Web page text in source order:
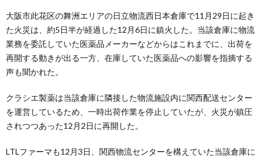
大阪市此花区の舞洲エリアの日立物流西日本倉庫で11月29日に起き
た火災は、約5日半が経過した12月6日に鎮火した。当該倉庫に物流
業務を委託していた医薬品メーカーなどからはこれまでに、出荷を
再開する動きが出る一方、在庫していた医薬品への影響を指摘する
声も聞かれた。
クラシエ製薬は当該倉庫に隣接した物流施設内に関西配送センター
を運営しているため、一時出荷作業を停止していたが、火災が鎮圧
されつつあった12月2日に再開した。
LTLファーマも12月3日、関西物流センターを構えていた当該倉庫に